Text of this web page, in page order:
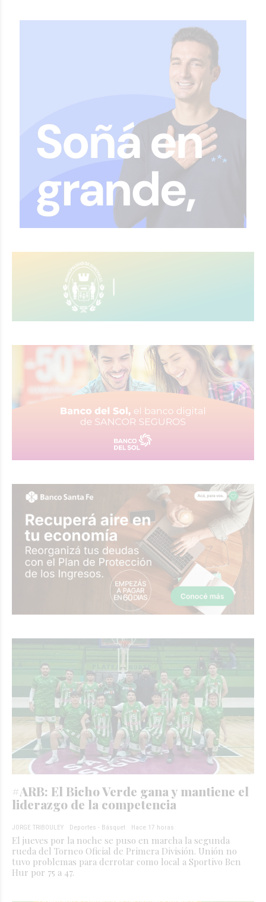
#ARB: El Bicho Verde gana y mantiene el
liderazgo de la competencia
JORGE TRIBOULEY Deportes - Básquet Hace 17 horas
El jueves por la noche se puso en marcha la segunda
rueda del Torneo Oficial de Primera División. Unión no
tuvo problemas para derrotar como local a Sportivo Ben
Hur por 75 a 47.